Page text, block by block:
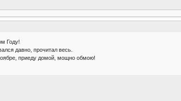
Году!
давно, прочитал весь.
приеду домой, мощно обмою!